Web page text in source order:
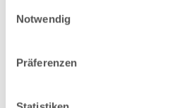
Cookies, wenn Sie unsere
Hinweis auf die Verarbeitung Ihrer
akzeptieren“ klicken, willigen Sie
verarbeitet werden. Die USA werden
Notwendig
Präferenzen
German, English